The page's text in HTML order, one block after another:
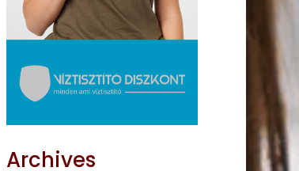
Archives